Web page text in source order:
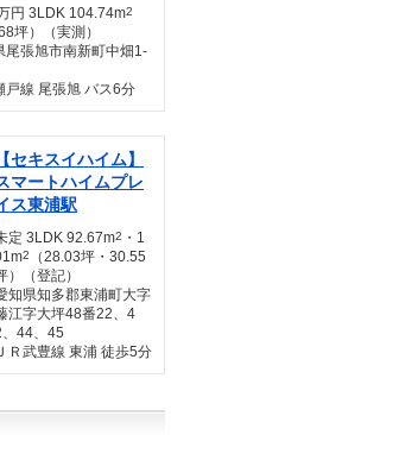
円 3LDK 104.74m2
坪）（実測）
尾張旭市南新町中畑1-
戸線 尾張旭 バス6分
【セキスイハイム】
マートハイムプレ
ス東浦駅
定 3LDK 92.67m2 ・1
2
（28.03坪・30.55
）（登記）
知県知多郡東浦町大字
江字大坪48番22、4
44、45
ＪＲ武豊線 東浦 徒歩5分